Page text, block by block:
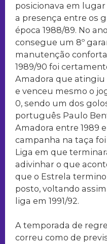
posicionava em
a presença entre os
época 1988/89. No
consegue um 8º
manutenção
1989/90 foi
Amadora que atingiu
e venceu mesmo o
0, sendo um dos
português Paulo
Amadora entre 1989 e
campanha na taça
Liga em que
adivinhar o que
que o Estrela
posto, voltando
liga em 1991/92.
A temporada de
correu como de